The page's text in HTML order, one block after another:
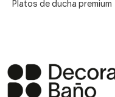
Trabajamos con
Platos de ducha premium